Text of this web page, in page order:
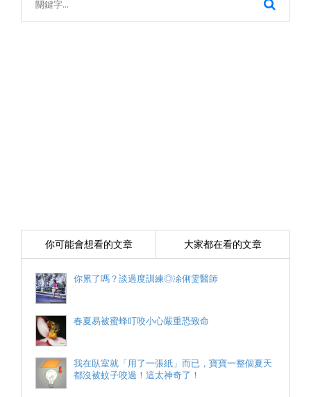
你可能會想看的文章 大家都在看的文章
你累了嗎？談過度訓練◎凃俐雯醫師
春夏易被蜜蜂叮咬小心嚴重恐致命
我在臥室就「用了一張紙」而已，寶寶一整個夏天
都沒被蚊子咬過！這太神奇了！